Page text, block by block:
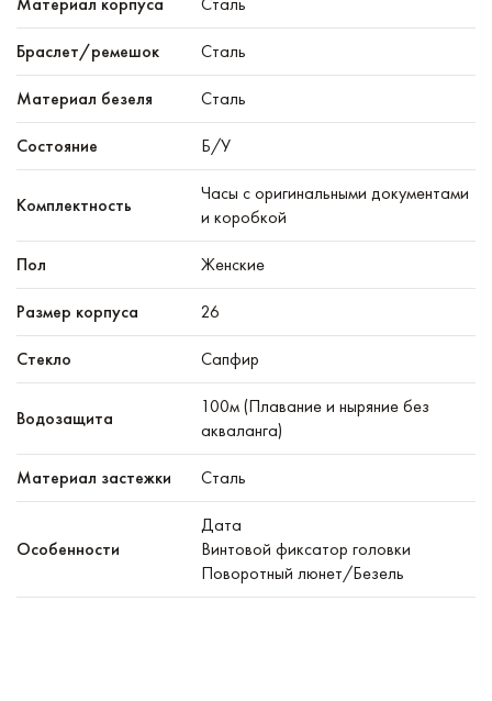
Браслет/ремешок Сталь
Материал безеля Сталь
Состояние Б/У
Комплектность
Часы с оригинальными документами
и коробкой
Пол Женские
Размер корпуса 26
Стекло Сапфир
Водозащита
100м (Плавание и ныряние без
акваланга)
Материал застежки Сталь
Особенности
Дата
Винтовой фиксатор головки
Поворотный люнет/Безель